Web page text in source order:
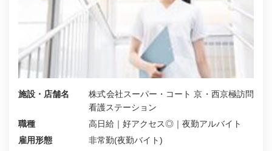
施設・店舗名
株式会社スーパー・コート 京・西京極訪問
看護ステーション
職種
高日給｜好アクセス◎｜夜勤アルバイト
雇用形態
非常勤(夜勤バイト)